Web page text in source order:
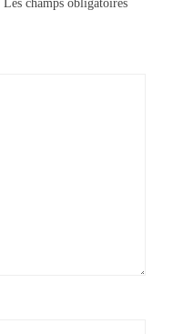
Les champs obligatoires